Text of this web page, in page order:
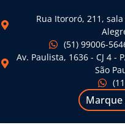
Rua Itororó, 211,
(51) 99006-
Av. Paulista, 1636 - CJ 4 -
São
Marque